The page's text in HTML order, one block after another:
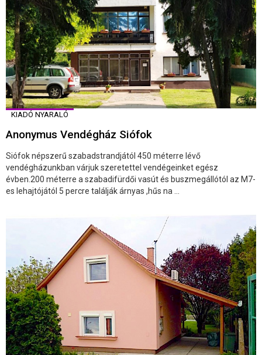
KIADÓ NYARALÓ
Anonymus Vendégház Siófok
Siófok népszerű szabadstrandjától 450 méterre lévő
vendégházunkban várjuk szeretettel vendégeinket egész
évben.200 méterre a szabadifürdői vasút és buszmegállótól az M7-
es lehajtójától 5 percre találják árnyas ,hűs na ...